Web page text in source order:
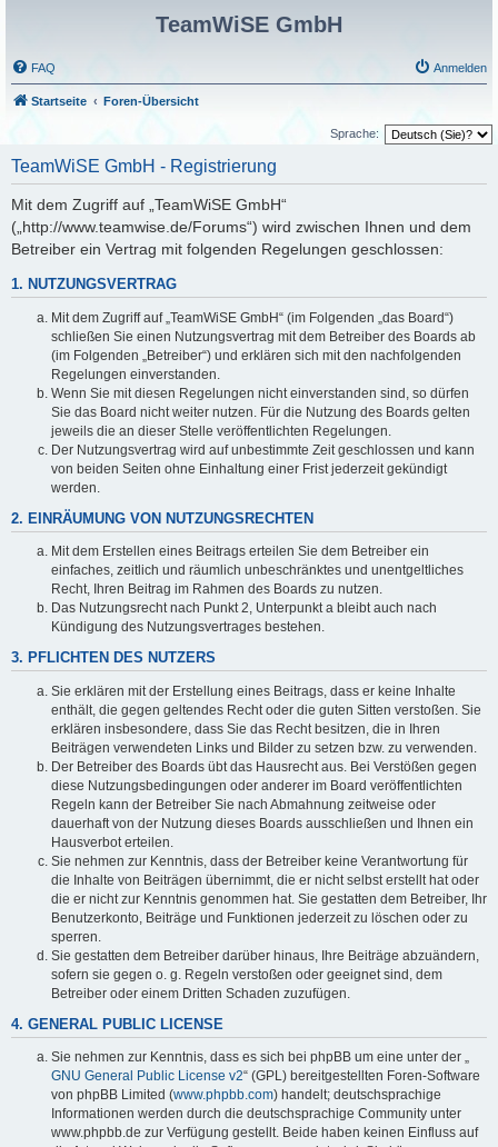
TeamWiSE GmbH
FAQ Anmelden
Startseite Foren-Übersicht
Sprache:
TeamWiSE GmbH - Registrierung
Mit dem Zugriff auf „TeamWiSE GmbH“
(„http://www.teamwise.de/Forums“) wird zwischen Ihnen und dem
Betreiber ein Vertrag mit folgenden Regelungen geschlossen:
1. NUTZUNGSVERTRAG
Mit dem Zugriff auf „TeamWiSE GmbH“ (im Folgenden „das Board“)
schließen Sie einen Nutzungsvertrag mit dem Betreiber des Boards ab
(im Folgenden „Betreiber“) und erklären sich mit den nachfolgenden
Regelungen einverstanden.
Wenn Sie mit diesen Regelungen nicht einverstanden sind, so dürfen
Sie das Board nicht weiter nutzen. Für die Nutzung des Boards gelten
jeweils die an dieser Stelle veröffentlichten Regelungen.
Der Nutzungsvertrag wird auf unbestimmte Zeit geschlossen und kann
von beiden Seiten ohne Einhaltung einer Frist jederzeit gekündigt
werden.
2. EINRÄUMUNG VON NUTZUNGSRECHTEN
Mit dem Erstellen eines Beitrags erteilen Sie dem Betreiber ein
einfaches, zeitlich und räumlich unbeschränktes und unentgeltliches
Recht, Ihren Beitrag im Rahmen des Boards zu nutzen.
Das Nutzungsrecht nach Punkt 2, Unterpunkt a bleibt auch nach
Kündigung des Nutzungsvertrages bestehen.
3. PFLICHTEN DES NUTZERS
Sie erklären mit der Erstellung eines Beitrags, dass er keine Inhalte
enthält, die gegen geltendes Recht oder die guten Sitten verstoßen. Sie
erklären insbesondere, dass Sie das Recht besitzen, die in Ihren
Beiträgen verwendeten Links und Bilder zu setzen bzw. zu verwenden.
Der Betreiber des Boards übt das Hausrecht aus. Bei Verstößen gegen
diese Nutzungsbedingungen oder anderer im Board veröffentlichten
Regeln kann der Betreiber Sie nach Abmahnung zeitweise oder
dauerhaft von der Nutzung dieses Boards ausschließen und Ihnen ein
Hausverbot erteilen.
Sie nehmen zur Kenntnis, dass der Betreiber keine Verantwortung für
die Inhalte von Beiträgen übernimmt, die er nicht selbst erstellt hat oder
die er nicht zur Kenntnis genommen hat. Sie gestatten dem Betreiber, Ihr
Benutzerkonto, Beiträge und Funktionen jederzeit zu löschen oder zu
sperren.
Sie gestatten dem Betreiber darüber hinaus, Ihre Beiträge abzuändern,
sofern sie gegen o. g. Regeln verstoßen oder geeignet sind, dem
Betreiber oder einem Dritten Schaden zuzufügen.
4. GENERAL PUBLIC LICENSE
Sie nehmen zur Kenntnis, dass es sich bei phpBB um eine unter der „
GNU General Public License v2“ (GPL) bereitgestellten Foren-Software
von phpBB Limited (www.phpbb.com) handelt; deutschsprachige
Informationen werden durch die deutschsprachige Community unter
www.phpbb.de zur Verfügung gestellt. Beide haben keinen Einfluss auf